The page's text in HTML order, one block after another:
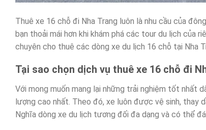
Thuê xe 16 chỗ đi Nha Trang luôn là nhu cầu của
bạn thoải mái hơn khi khám phá các tour du lịch của
chuyên cho thuê các dòng xe du lịch 16 chỗ tại Nha
Tại sao chọn dịch vụ thuê xe 16 chỗ đi
Với mong muốn mang lại những trải nghiệm tốt nhất
lượng cao nhất. Theo đó, xe luôn được vệ sinh, thay
Nghĩa dòng xe du lịch tương đối đa dạng và có thể